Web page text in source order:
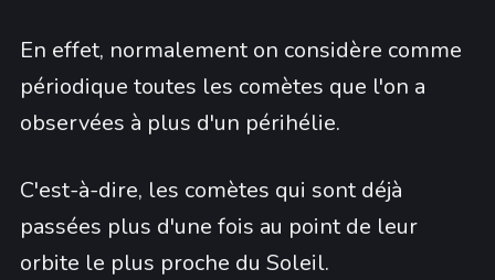
En effet, normalement on considère comme
périodique toutes les comètes que l'on a
observées à plus d'un périhélie.
C'est-à-dire, les comètes qui sont déjà
passées plus d'une fois au point de leur
orbite le plus proche du Soleil.